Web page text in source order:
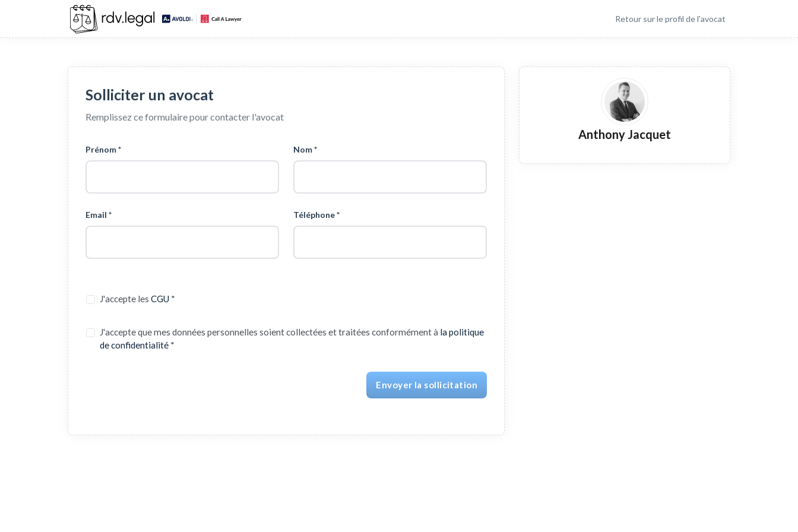
Retour sur le profil de l'avocat
Solliciter un avocat
Remplissez ce formulaire pour contacter l'avocat
Prénom * Nom *
Email * Téléphone *
J'accepte les CGU *
J'accepte que mes données personnelles soient collectées et traitées conformément à la politique
de confidentialité*
Envoyer la sollicitation
Anthony Jacquet